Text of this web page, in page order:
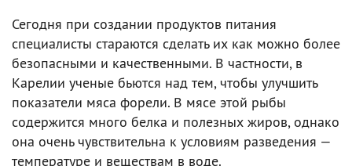
Сегодня при создании продуктов питания
специалисты стараются сделать их как можно более
безопасными и качественными. В частности, в
Карелии ученые бьются над тем, чтобы улучшить
показатели мяса форели. В мясе этой рыбы
содержится много белка и полезных жиров, однако
она очень чувствительна к условиям разведения —
температуре и веществам в воде.